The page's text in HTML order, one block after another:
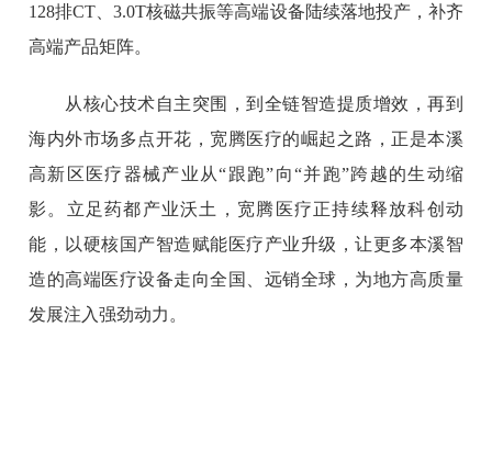
128排CT、3.0T核磁共振等高端设备陆续落地投产，补齐
高端产品矩阵。
从核心技术自主突围，到全链智造提质增效，再到
海内外市场多点开花，宽腾医疗的崛起之路，正是本溪
高新区医疗器械产业从“跟跑”向“并跑”跨越的生动缩
影。立足药都产业沃土，宽腾医疗正持续释放科创动
能，以硬核国产智造赋能医疗产业升级，让更多本溪智
造的高端医疗设备走向全国、远销全球，为地方高质量
发展注入强劲动力。